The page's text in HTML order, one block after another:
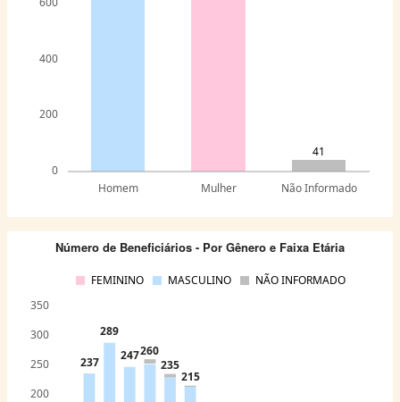
41
0
200
400
Homem Mulher Não Informado
237
289
247260
235
215
Número de Beneficiários - Por Gênero e Faixa Etária
FEMININO MASCULINO NÃO INFORMADO
200
250
300
350